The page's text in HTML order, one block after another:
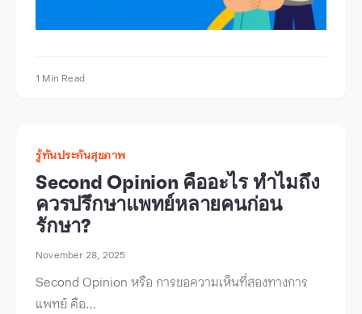
1 Min Read
รู้ทันประกันสุขภาพ
Second Opinion คืออะไร ทำไมถึง
ควรปรึกษาแพทย์หลายคนก่อน
รักษา?
November 28, 2025
Second Opinion หรือ การขอความเห็นที่สองทางการ
แพทย์ คือ…